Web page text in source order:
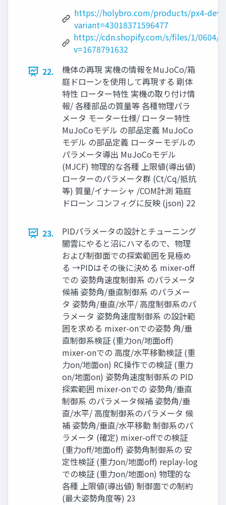
https://holybro.com/products/px4-
variant=43018371596477
https://cdn.shopify.com/s/files/1/0604/
v=1678791632
22.
機体の再現 実機の情報をMuJoCo/箱
庭ドローンを使用して再現する 剛体
特性 ローター特性 実機の取り付け情
報/ 各種部品の質量等 各種物理パラ
メータ モーター仕様/ ローター特性
MuJoCoモデル の部品定義 MuJoCo
モデル の部品定義 ローターモデルの
パラメータ導出 MuJoCoモデル
(MJCF) 物理的な各種 上限値(導出値)
ローターのパラメータ群 (Ct/Cq/抵抗
等) 質量/イナーシャ /COM計測 箱庭
ドローン コンフィグに反映 (json) 22
23.
PIDパラメータの設計とチューニング
闇雲にやると沼にハマるので、物理
および制御面での探索範囲を見極め
る →PIDはその後に決める mixer-off
での 姿勢角速度制御系 のパラメータ
候補 姿勢角/垂直制御系 のパラメー
タ 姿勢角/垂直/水平/ 高度制御系のパ
ラメータ 姿勢角速度制御系 の設計範
囲を求める mixer-onでの姿勢 角/垂
直制御系検証 (重力on/地面off)
mixer-onでの 高度/水平移動検証 (重
力on/地面on) RC操作での検証 (重力
on/地面on) 姿勢角速度制御系の PID
探索範囲 mixer-onでの 姿勢角/垂直
制御系 のパラメータ候補 姿勢角/垂
直/水平/ 高度制御系のパラメータ 候
補 姿勢角/垂直/水平移動 制御系のパ
ラメータ (確定) mixer-offでの検証
(重力off/地面off) 姿勢角制御系の 安
定性検証 (重力on/地面off) replay-log
での検証 (重力on/地面on) 物理的な
各種 上限値(導出値) 制御面での制約
(最大姿勢角度等) 23